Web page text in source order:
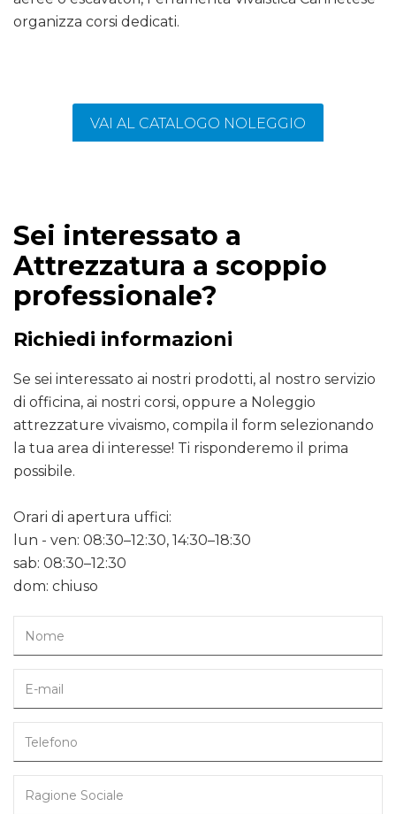
organizza corsi dedicati.
VAI AL CATALOGO NOLEGGIO
Sei interessato a
Attrezzatura a scoppio
professionale?
Richiedi informazioni
Se sei interessato ai nostri prodotti, al nostro servizio
di officina, ai nostri corsi, oppure a Noleggio
attrezzature vivaismo, compila il form selezionando
la tua area di interesse! Ti risponderemo il prima
possibile.
Orari di apertura uffici:
lun - ven: 08:30–12:30, 14:30–18:30
sab: 08:30–12:30
dom: chiuso